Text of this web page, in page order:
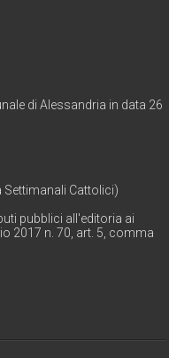
di Alessandria in data 26
Settimanali Cattolici)
pubblici all'editoria ai
2017 n. 70, art. 5, comma